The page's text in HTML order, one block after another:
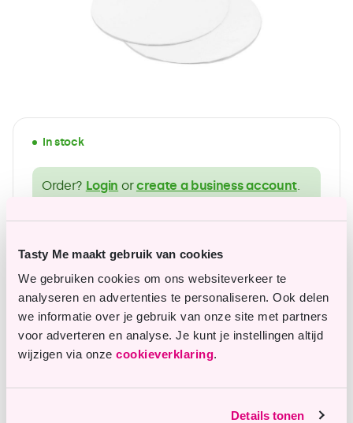
Tasty Me maakt gebruik van cookies
We gebruiken cookies om ons websiteverkeer te
analyseren en advertenties te personaliseren. Ook delen
we informatie over je gebruik van onze site met partners
voor adverteren en analyse. Je kunt je instellingen altijd
wijzigen via onze cookieverklaring.
Details tonen
In stock
Order? Login orcreate a business account.
Affordable top quality
Questions or remarks?